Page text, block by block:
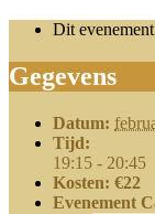
Dit
Gegevens
Datum:
Tijd:
19:15 - 20:45
Kosten: €22
Evenement